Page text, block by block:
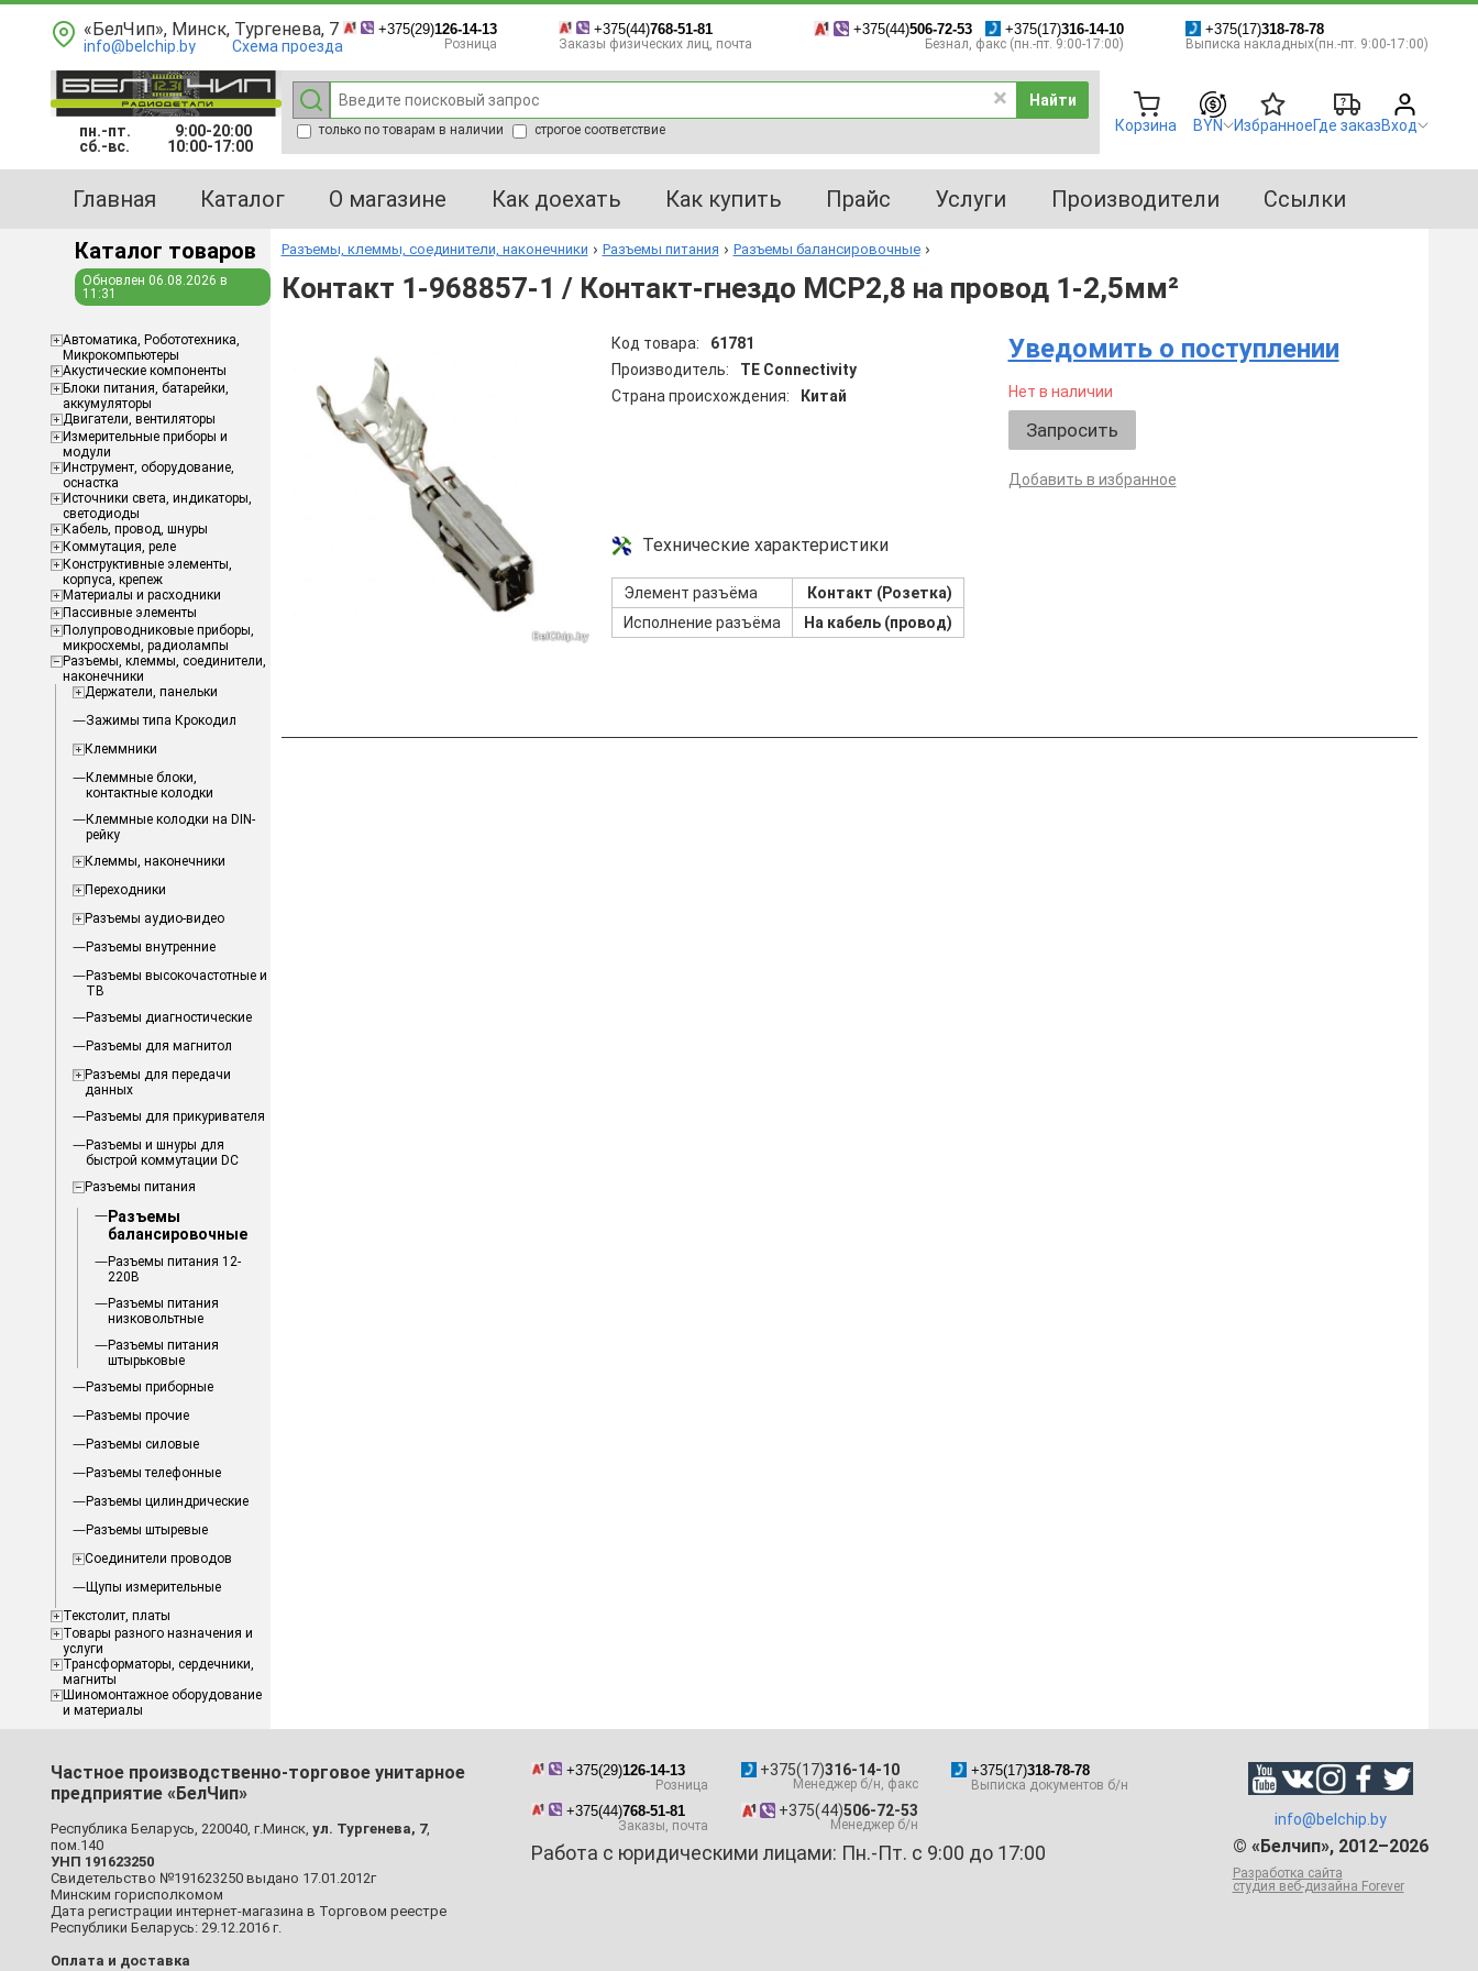
«БелЧип», Минск, Тургенева, 7
info@belchip.by Схема проезда
+375(29)126-14-13
Розница
+375(44)768-51-81
Заказы физических лиц, почта
+375(44)506-72-53 +375(17)316-14-10
Безнал, факс (пн.-пт. 9:00-17:00)
+375(17)318-78-78
Выписка накладных(пн.-пт. 9:00-17:00)
пн.-пт.
9:00-20:00
сб.-вс.
10:00-17:00
Найти
только по товарам в наличии строгое соответствие Корзина BYN ИзбранноеГде заказВход
Главная Каталог О магазине Как доехать Как купить Прайс Услуги Производители
Ссылки
Каталог товаров
Обновлен 06.08.2026 в
11:31
Aвтоматика, Робототехника,
Микрокомпьютеры
Акустические компоненты
Блоки питания, батарейки,
аккумуляторы
Двигатели, вентиляторы
Измерительные приборы и
модули
Инструмент, оборудование,
оснастка
Источники света, индикаторы,
светодиоды
Кабель, провод, шнуры
Коммутация, реле
Конструктивные элементы,
корпуса, крепеж
Материалы и расходники
Пассивные элементы
Полупроводниковые приборы,
микросхемы, радиолампы
Разъемы, клеммы, соединители,
наконечники
Держатели, панельки
Зажимы типа Крокодил
Клеммники
Клеммные блоки,
контактные колодки
Клеммные колодки на DIN-
рейку
Клеммы, наконечники
Переходники
Разъемы аудио-видео
Разъемы внутренние
Разъемы высокочастотные и
ТВ
Разъемы диагностические
Разъемы для магнитол
Разъемы для передачи
данных
Разъемы для прикуривателя
Разъемы и шнуры для
быстрой коммутации DC
Разъемы питания
Разъемы
балансировочные
Разъемы питания 12-
220В
Разъемы питания
низковольтные
Разъемы питания
штырьковые
Разъемы приборные
Разъемы прочие
Разъемы силовые
Разъемы телефонные
Разъемы цилиндрические
Разъемы штыревые
Соединители проводов
Щупы измерительные
Текстолит, платы
Товары разного назначения и
услуги
Трансформаторы, сердечники,
магниты
Шиномонтажное оборудование
и материалы
Разъемы, клеммы, соединители, наконечники Разъемы питания Разъемы балансировочные
Контакт 1-968857-1 / Контакт-гнездо MCP2,8 на провод 1-2,5мм²
Код товара:
61781
Производитель:
TE Connectivity
Страна происхождения:
Китай
Технические характеристики
Элемент разъёма
Контакт (Розетка)
Исполнение разъёма
На кабель (провод)
Уведомить о поступлении
Нет в наличии
Запросить
Добавить в избранное
Частное производственно-торговое унитарное
предприятие «БелЧип»
Республика Беларусь, 220040, г.Минск, ул. Тургенева, 7,
пом.140
УНП 191623250
Свидетельство №191623250 выдано 17.01.2012г
Минским горисполкомом
Дата регистрации интернет-магазина в Торговом реестре
Республики Беларусь: 29.12.2016 г.
Оплата и доставка
+375(29)126-14-13
Розница
+375(17)316-14-10
Менеджер б/н, факс
+375(17)318-78-78
Выписка документов б/н
+375(44)768-51-81
Заказы, почта
+375(44)506-72-53
Менеджер б/н
Работа с юридическими лицами: Пн.-Пт. с 9:00 до 17:00
info@belchip.by
© «Белчип», 2012–2026
Разработка сайта
студия веб-дизайна Forever